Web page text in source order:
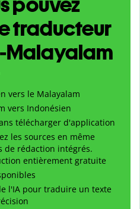
traducteur
Malayalam
vers le Malayalam
vers Indonésien
télécharger d'application
les sources en même
de rédaction intégrés.
entièrement gratuite
l'IA pour traduire un texte